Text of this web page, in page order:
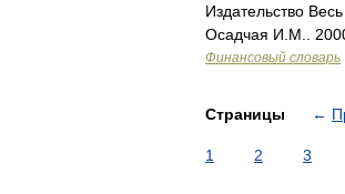
Издательство
Осадчая И.М..
Финансовый словарь
Страницы ←
1 2 3